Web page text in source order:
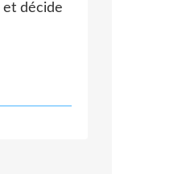
et décide